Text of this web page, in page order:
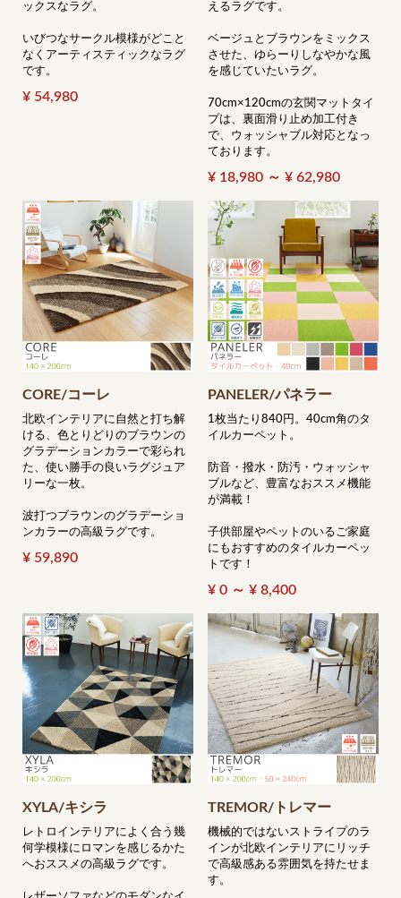
ックスなラグ。
いびつなサークル模様がどこと
なくアーティスティックなラグ
です。
¥ 54,980
えるラグです。
ベージュとブラウンをミックス
させた、ゆらーりしなやかな風
を感じていたいラグ。
70cm×120cmの玄関マットタイ
プは、裏面滑り止め加工付き
で、ウォッシャブル対応となっ
ております。
¥ 18,980 ～ ¥ 62,980
CORE/コーレ
北欧インテリアに自然と打ち解
ける、色とりどりのブラウンの
グラデーションカラーで彩られ
た、使い勝手の良いラグジュア
リーな一枚。
波打つブラウンのグラデーショ
ンカラーの高級ラグです。
¥ 59,890
PANELER/パネラー
1枚当たり840円。40cm角のタ
イルカーペット。
防音・撥水・防汚・ウォッシャ
ブルなど、豊富なおススメ機能
が満載！
子供部屋やペットのいるご家庭
にもおすすめのタイルカーペッ
トです！
¥ 0 ～ ¥ 8,400
XYLA/キシラ
レトロインテリアによく合う幾
何学模様にロマンを感じるかた
へおススメの高級ラグです。
TREMOR/トレマー
機械的ではないストライプのラ
インが北欧インテリアにリッチ
で高級感ある雰囲気を持たせま
す。